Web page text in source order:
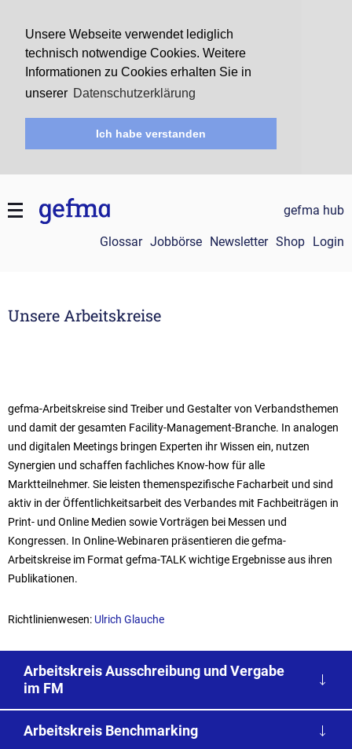
Unsere Webseite verwendet lediglich
technisch notwendige Cookies. Weitere
Informationen zu Cookies erhalten Sie in
unserer Datenschutzerklärung
Ich habe verstanden
gefma hub
Glossar Jobbörse Newsletter Shop Login
Unsere Arbeitskreise
gefma-Arbeitskreise sind Treiber und Gestalter von Verbandsthemen
und damit der gesamten Facility-Management-Branche. In analogen
und digitalen Meetings bringen Experten ihr Wissen ein, nutzen
Synergien und schaffen fachliches Know-how für alle
Marktteilnehmer. Sie leisten themenspezifische Facharbeit und sind
aktiv in der Öffentlichkeitsarbeit des Verbandes mit Fachbeiträgen in
Print- und Online Medien sowie Vorträgen bei Messen und
Kongressen. In Online-Webinaren präsentieren die gefma-
Arbeitskreise im Format gefma-TALK wichtige Ergebnisse aus ihren
Publikationen.
Richtlinienwesen: Ulrich Glauche
Arbeitskreis Ausschreibung und Vergabe
im FM
Arbeitskreis Benchmarking